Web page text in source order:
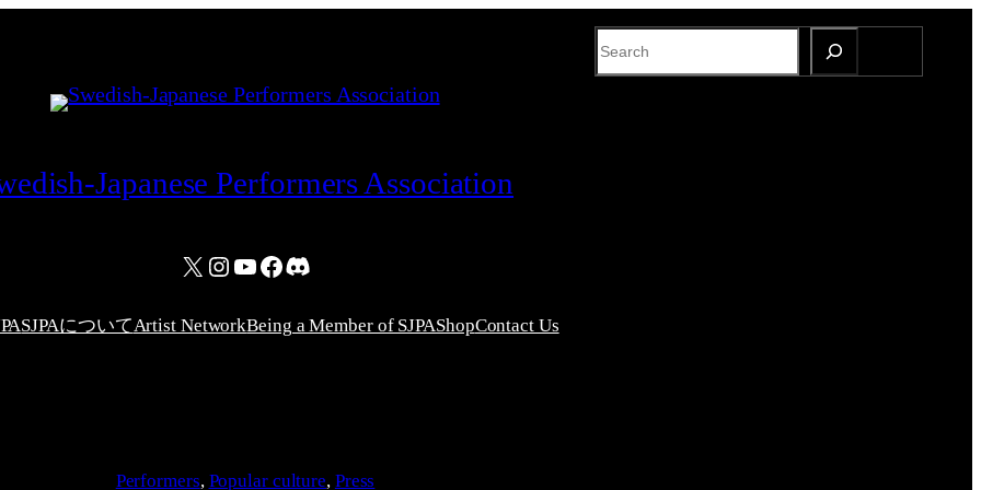
Search
Japanese Performers Association
X Instagram
YouTube
Facebook
Discord
SJPAについてArtist NetworkBeing a Member of SJPAShopContact Us
Performers, Popular culture, Press